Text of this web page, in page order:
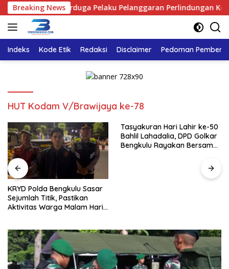
Langsung
ke
konten
Breaking NewsTerduga Pelaku Pelanggaran Perlindungan
Indeks Kode Etik Redaksi Disclaimer Pedoman
HUT Kodam V/Brawijaya ke-78
KRYD Polda Bengkulu Sasar
Sejumlah Titik, Pastikan
Aktivitas Warga Malam Hari
Tasyakuran Hari Lahir ke-50
Bahlil Lahadalia, DPD Golkar
Bengkulu Rayakan Bersama